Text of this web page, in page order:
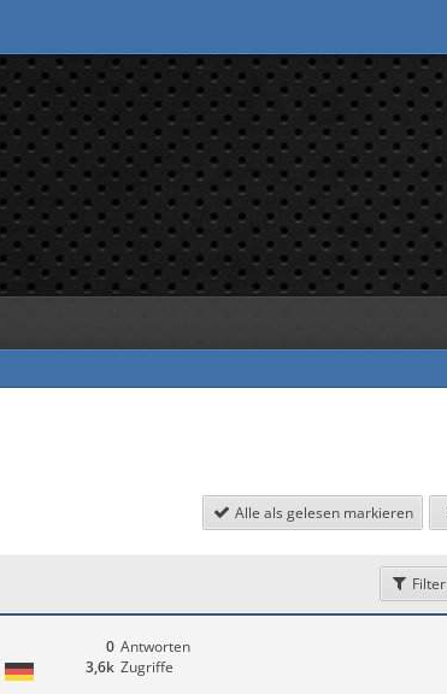
Alle als gelesen markieren
Filter
Antworten
0
Zugriffe
3,6k